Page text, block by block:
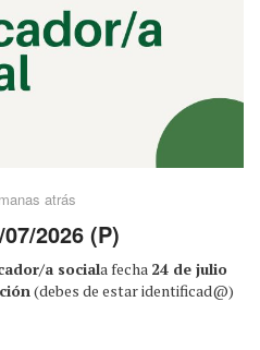
atrás
2026 (P)
a sociala fecha 24 de julio
(debes de estar identificad@)